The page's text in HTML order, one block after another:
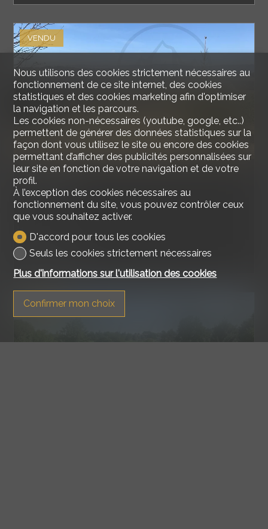
VENDU
Terrain
Murist
~ 936 m²
PROJET
Nous utilisons des cookies strictement nécessaires au
fonctionnement de ce site internet, des cookies
statistiques et des cookies marketing afin d'optimiser
la navigation et les parcours.
Les cookies non-nécessaires (youtube, google, etc..)
permettent de générer des données statistiques sur la
façon dont vous utilisez le site ou encore des cookies
permettant d’afficher des publicités personnalisées sur
leur site en fonction de votre navigation et de votre
profil.
À l’exception des cookies nécessaires au
fonctionnement du site, vous pouvez contrôler ceux
que vous souhaitez activer.
D'accord pour tous les cookies
Seuls les cookies strictement nécessaires
Plus d'informations sur l'utilisation des cookies
Confirmer mon choix